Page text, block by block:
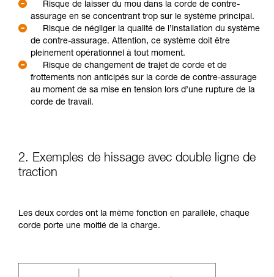
Risque de laisser du mou dans la corde de contre-
assurage en se concentrant trop sur le système principal.
Risque de négliger la qualité de l’installation du système
de contre-assurage. Attention, ce système doit être
pleinement opérationnel à tout moment.
Risque de changement de trajet de corde et de
frottements non anticipés sur la corde de contre-assurage
au moment de sa mise en tension lors d’une rupture de la
corde de travail.
2. Exemples de hissage avec double ligne de
traction
Les deux cordes ont la même fonction en parallèle, chaque
corde porte une moitié de la charge.